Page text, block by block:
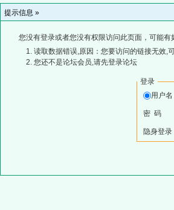
提示信息 »
您没有登录或者您没有权限访问此页面，可能有
读取数据错误,原因：您要访问的链接无效,
您还不是论坛会员,请先登录论坛
登录
用户
密 码
隐身登录